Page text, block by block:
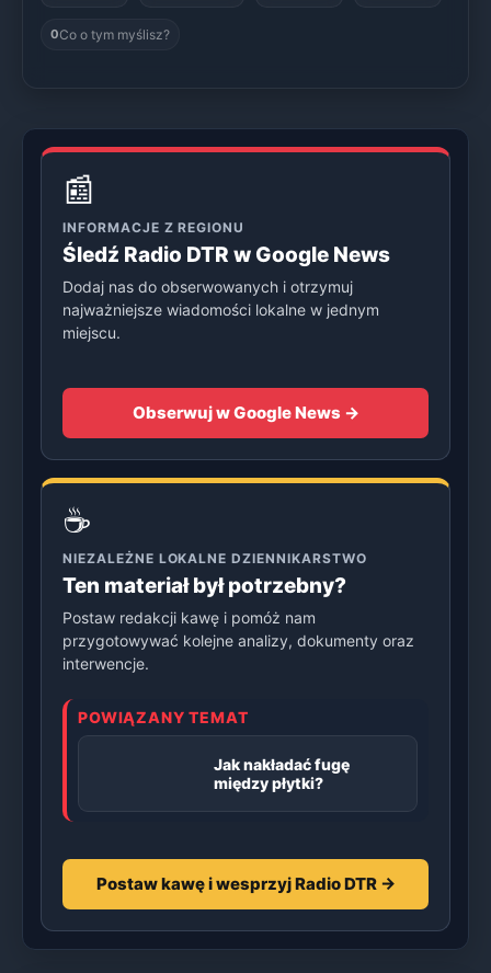
0Co o tym myślisz?
📰
INFORMACJE Z REGIONU
Śledź Radio DTR w Google News
Dodaj nas do obserwowanych i otrzymuj
najważniejsze wiadomości lokalne w jednym
miejscu.
Obserwuj w Google News →
☕
NIEZALEŻNE LOKALNE DZIENNIKARSTWO
Ten materiał był potrzebny?
Postaw redakcji kawę i pomóż nam
przygotowywać kolejne analizy, dokumenty oraz
interwencje.
POWIĄZANY TEMAT
Jak nakładać fugę
między płytki?
Postaw kawę i wesprzyj Radio DTR →